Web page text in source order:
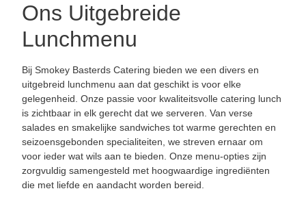
Ons Uitgebreide
Lunchmenu
Bij Smokey Basterds Catering bieden we een divers en
uitgebreid lunchmenu aan dat geschikt is voor elke
gelegenheid. Onze passie voor kwaliteitsvolle catering lunch
is zichtbaar in elk gerecht dat we serveren. Van verse
salades en smakelijke sandwiches tot warme gerechten en
seizoensgebonden specialiteiten, we streven ernaar om
voor ieder wat wils aan te bieden. Onze menu-opties zijn
zorgvuldig samengesteld met hoogwaardige ingrediënten
die met liefde en aandacht worden bereid.